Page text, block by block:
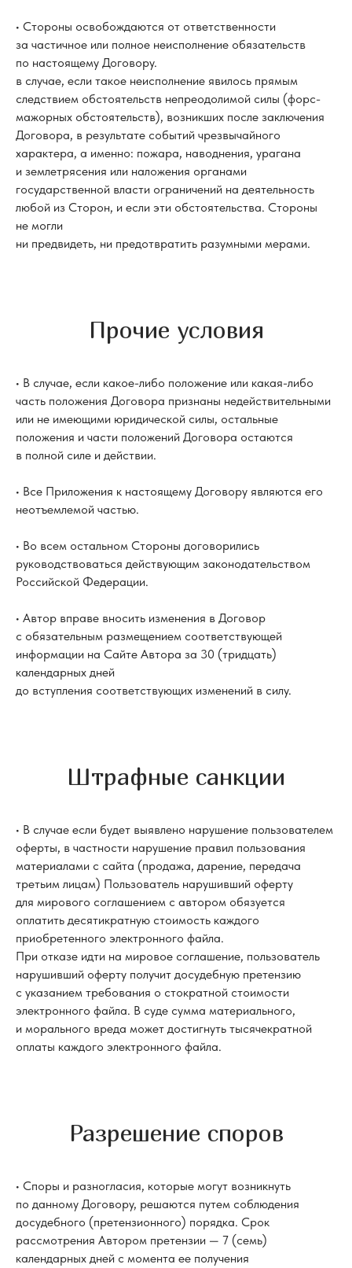
• Стороны освобождаются от ответственности
за частичное или полное неисполнение обязательств
по настоящему Договору.
в случае, если такое неисполнение явилось прямым
следствием обстоятельств непреодолимой силы (форс-
мажорных обстоятельств), возникших после заключения
Договора, в результате событий чрезвычайного
характера, а именно: пожара, наводнения, урагана
и землетрясения или наложения органами
государственной власти ограничений на деятельность
любой из Сторон, и если эти обстоятельства. Стороны
не могли
ни предвидеть, ни предотвратить разумными мерами.
Прочие условия
• В случае, если какое-либо положение или какая-либо
часть положения Договора признаны недействительными
или не имеющими юридической силы, остальные
положения и части положений Договора остаются
в полной силе и действии.
• Все Приложения к настоящему Договору являются его
неотъемлемой частью.
• Во всем остальном Стороны договорились
руководствоваться действующим законодательством
Российской Федерации.
• Автор вправе вносить изменения в Договор
с обязательным размещением соответствующей
информации на Сайте Автора за 30 (тридцать)
календарных дней
до вступления соответствующих изменений в силу.
Штрафные санкции
• В случае если будет выявлено нарушение пользователем
оферты, в частности нарушение правил пользования
материалами с сайта (продажа, дарение, передача
третьим лицам) Пользователь нарушивший оферту
для мирового соглашением с автором обязуется
оплатить десятикратную стоимость каждого
приобретенного электронного файла.
При отказе идти на мировое соглашение, пользователь
нарушивший оферту получит досудебную претензию
с указанием требования о стократной стоимости
электронного файла. В суде сумма материального,
и морального вреда может достигнуть тысячекратной
оплаты каждого электронного файла.
Разрешение споров
• Споры и разногласия, которые могут возникнуть
по данному Договору, решаются путем соблюдения
досудебного (претензионного) порядка. Срок
рассмотрения Автором претензии — 7 (семь)
календарных дней с момента ее получения